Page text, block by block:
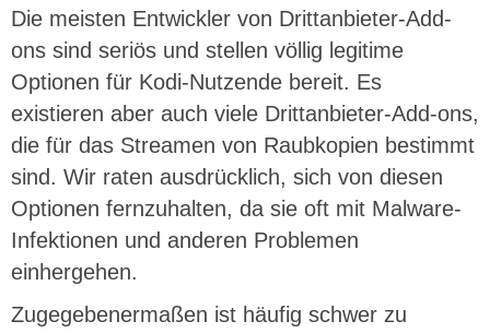
Die meisten Entwickler von Drittanbieter-Add-
ons sind seriös und stellen völlig legitime
Optionen für Kodi-Nutzende bereit. Es
existieren aber auch viele Drittanbieter-Add-ons,
die für das Streamen von Raubkopien bestimmt
sind. Wir raten ausdrücklich, sich von diesen
Optionen fernzuhalten, da sie oft mit Malware-
Infektionen und anderen Problemen
einhergehen.
Zugegebenermaßen ist häufig schwer zu